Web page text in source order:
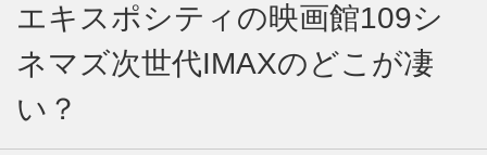
エキスポシティの映画館109シ
ネマズ次世代IMAXのどこが凄
い？